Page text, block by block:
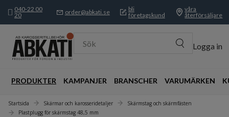
040-22 00
20
order@abkati.se
bli
företagskund
våra
återförsäljare
Sök Logga in
PRODUKTER KAMPANJER BRANSCHER VARUMÄRKEN
Startsida Skärmar och karosseridetaljer
Skärmstag och skärmfästen
Plastplugg för skärmstag 48,5 mm